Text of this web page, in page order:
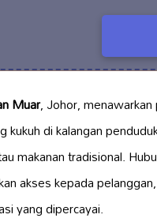
Muar, Johor,
di kalangan
makanan tradisional.
akses kepada
yang dipercayai.